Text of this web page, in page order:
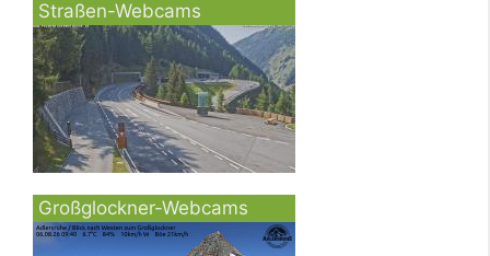
Straßen-Webcams
Großglockner-Webcams